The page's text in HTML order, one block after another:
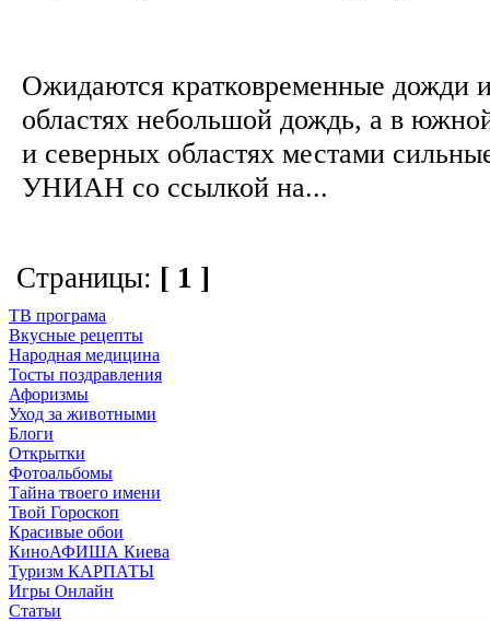
Ожидаются кратковременные дожди
областях небольшой дождь, а в
и северных областях местами
УНИАН со ссылкой на...
Страницы: [ 1 ]
ТВ програма
Вкусные рецепты
Народная медицина
Тосты поздравления
Афоризмы
Уход за животными
Блоги
Открытки
Фотоальбомы
Тайна твоего имени
Твой Гороскоп
Красивые обои
КиноАФИША Киева
Туризм КАРПАТЫ
Игры Онлайн
Статьи